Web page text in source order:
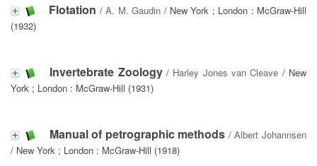
Flotation /A. M. Gaudin / New York ; London : McGraw-Hill
(1932)
Invertebrate Zoology/ Harley Jones van Cleave / New
York ; London : McGraw-Hill (1931)
Manual of petrographic methods /Albert Johannsen
/ New York ; London : McGraw-Hill (1918)